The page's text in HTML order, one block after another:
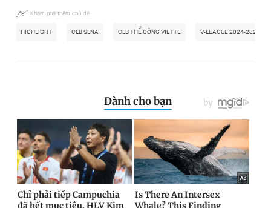
Khám phá thêm chủ đề
HIGHLIGHT CLB SLNA CLB THỂ CÔNG VIETTE V-LEAGUE 2024-2025